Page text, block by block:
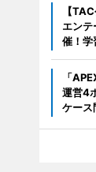
【
エンテ
催！学
「
運営4
ケース